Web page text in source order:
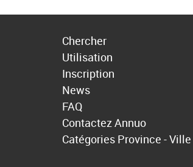
Chercher
Utilisation
Inscription
News
FAQ
Contactez Annuo
Catégories Province - Ville